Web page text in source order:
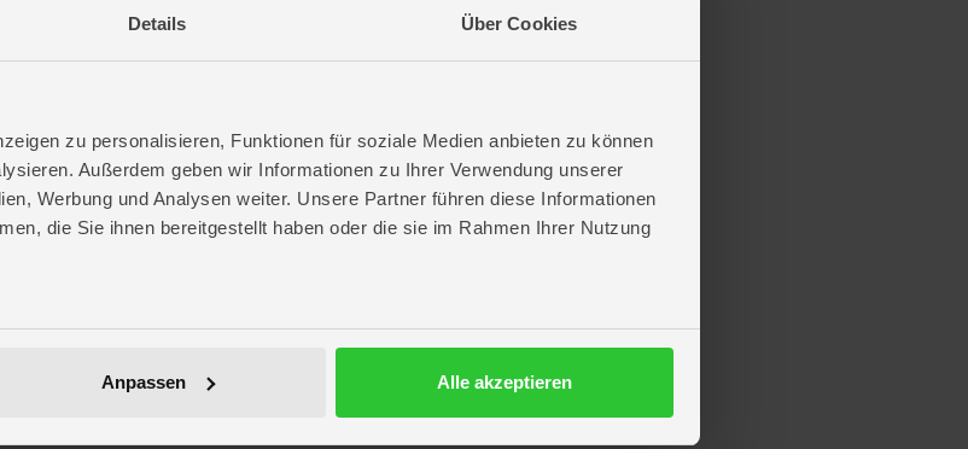
Details Über Cookies
zu personalisieren, Funktionen für soziale Medien anbieten zu können
Außerdem geben wir Informationen zu Ihrer Verwendung unserer
Werbung und Analysen weiter. Unsere Partner führen diese Informationen
die Sie ihnen bereitgestellt haben oder die sie im Rahmen Ihrer Nutzung
Anpassen Alle akzeptieren